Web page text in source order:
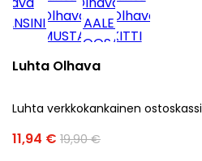
Luhta Olhava
Luhta verkkokankainen ostoskassi
11,94 € 19,90 €